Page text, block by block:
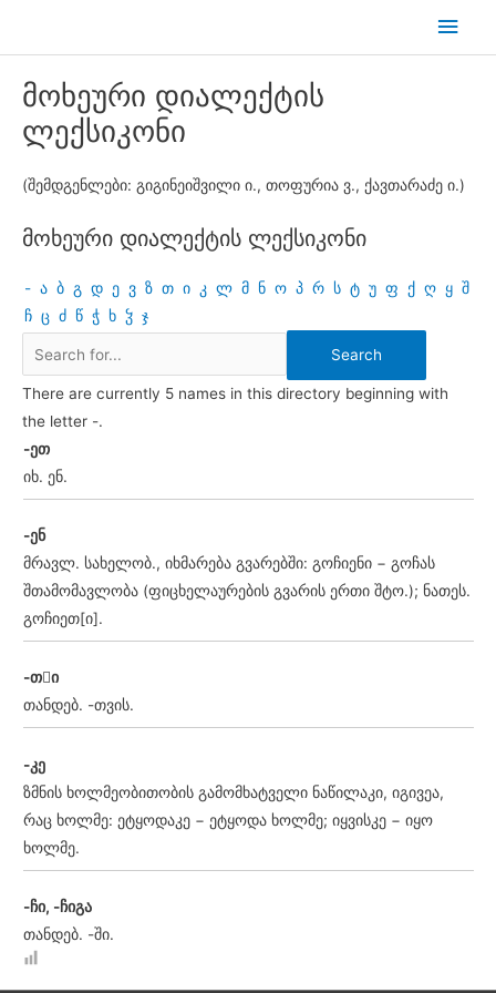
Main
მოხეური დიალექტის
ლექსიკონი
(შემდგენლები: გიგინეიშვილი ი., თოფურია ვ., ქავთარაძე ი.)
მოხეური დიალექტის ლექსიკონი
- ა ბ გ დ ე ვ ზ თ ი კ ლ მ ნ ო პ რ ს ტ უ ფ ქ ღ ყ შ
ჩ ც ძ წ ჭ ხ ჴ ჯ
There are currently 5 names in this directory beginning with
the letter -.
-ეთ
იხ. ენ.
-ენ
მრავლ. სახელობ., იხმარება გვარებში: გოჩიენი − გოჩას
შთამომავლობა (ფიცხელაურების გვარის ერთი შტო.); ნათეს.
გოჩიეთ[ი].
-თი
თანდებ. -თვის.
-კე
ზმნის ხოლმეობითობის გამომხატველი ნაწილაკი, იგივეა,
რაც ხოლმე: ეტყოდაკე − ეტყოდა ხოლმე; იყვისკე − იყო
ხოლმე.
-ჩი, -ჩიგა
თანდებ. -ში.